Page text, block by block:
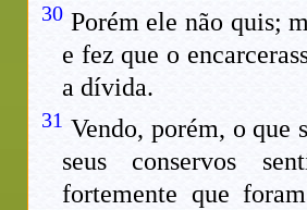
30 Porém ele não quis;
e fez que o
a dívida.
31 Vendo, porém, o que
seus conservos
fortemente que